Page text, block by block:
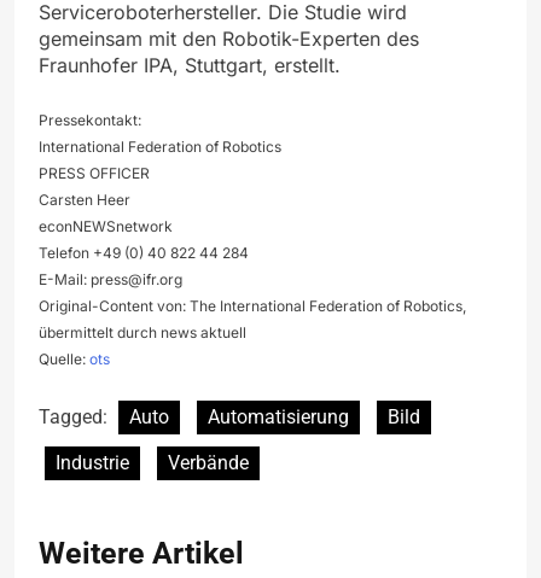
Serviceroboterhersteller. Die Studie wird
gemeinsam mit den Robotik-Experten des
Fraunhofer IPA, Stuttgart, erstellt.
Pressekontakt:
International Federation of Robotics
PRESS OFFICER
Carsten Heer
econNEWSnetwork
Telefon +49 (0) 40 822 44 284
E-Mail: press@ifr.org
Original-Content von: The International Federation of Robotics,
übermittelt durch news aktuell
Quelle: ots
Tagged: Auto Automatisierung
Bild
Industrie
Verbände
Weitere Artikel